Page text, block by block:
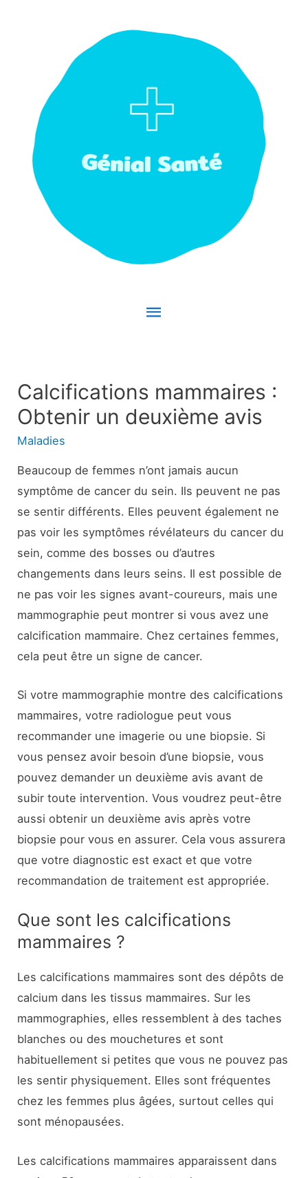
Menu
Calcifications mammaires :
Obtenir un deuxième avis
Maladies
Beaucoup de femmes n’ont jamais aucun
symptôme de cancer du sein. Ils peuvent ne pas
se sentir différents. Elles peuvent également ne
pas voir les symptômes révélateurs du cancer du
sein, comme des bosses ou d’autres
changements dans leurs seins. Il est possible de
ne pas voir les signes avant-coureurs, mais une
mammographie peut montrer si vous avez une
calcification mammaire. Chez certaines femmes,
cela peut être un signe de cancer.
Si votre mammographie montre des calcifications
mammaires, votre radiologue peut vous
recommander une imagerie ou une biopsie. Si
vous pensez avoir besoin d’une biopsie, vous
pouvez demander un deuxième avis avant de
subir toute intervention. Vous voudrez peut-être
aussi obtenir un deuxième avis après votre
biopsie pour vous en assurer. Cela vous assurera
que votre diagnostic est exact et que votre
recommandation de traitement est appropriée.
Que sont les calcifications
mammaires ?
Les calcifications mammaires sont des dépôts de
calcium dans les tissus mammaires. Sur les
mammographies, elles ressemblent à des taches
blanches ou des mouchetures et sont
habituellement si petites que vous ne pouvez pas
les sentir physiquement. Elles sont fréquentes
chez les femmes plus âgées, surtout celles qui
sont ménopausées.
Les calcifications mammaires apparaissent dans